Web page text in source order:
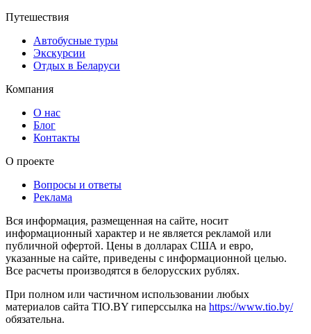
Путешествия
Автобусные туры
Экскурсии
Отдых в Беларуси
Компания
О нас
Блог
Контакты
О проекте
Вопросы и ответы
Реклама
Вся информация, размещенная на сайте, носит
информационный характер и не является рекламой или
публичной офертой. Цены в долларах США и евро,
указанные на сайте, приведены с информационной целью.
Все расчеты производятся в белорусских рублях.
При полном или частичном использовании любых
материалов сайта TIO.BY гиперссылка на https://www.tio.by/
обязательна.